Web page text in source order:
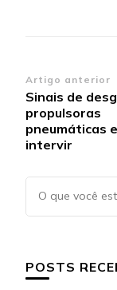
de
post
Artigo anterior
Sinais de
propulsoras
pneumáticas
intervir
Procurando
algo?
POSTS